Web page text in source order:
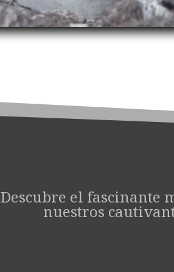
Descubre el fascinante
nuestros